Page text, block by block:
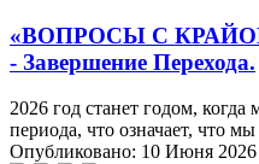
«ВОПРОСЫ С
- Завершение Перехода.
2026 год станет годом,
периода, что означает, что
Опубликовано: 10 Июня 2026